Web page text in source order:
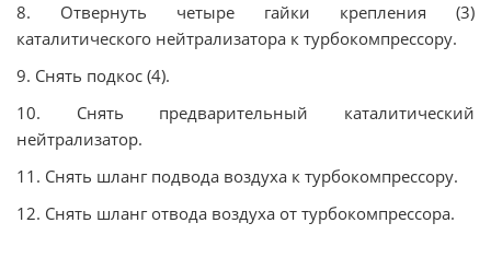
8. Отвернуть четыре гайки крепления (3)
каталитического нейтрализатора к турбокомпрессору.
9. Снять подкос (4).
10. Снять предварительный каталитический
нейтрализатор.
11. Снять шланг подвода воздуха к турбокомпрессору.
12. Снять шланг отвода воздуха от турбокомпрессора.